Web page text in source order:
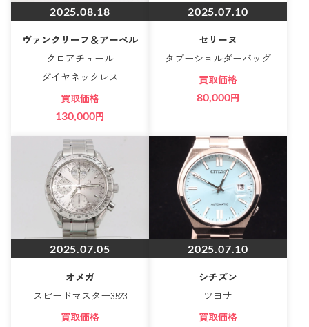
2025.08.18
ヴァンクリーフ＆アーペル
クロアチュール
ダイヤネックレス
買取価格
130,000円
2025.07.10
セリーヌ
タブーショルダーバッグ
買取価格
80,000円
2025.07.05
オメガ
スピードマスター3523
買取価格
2025.07.10
シチズン
ツヨサ
買取価格